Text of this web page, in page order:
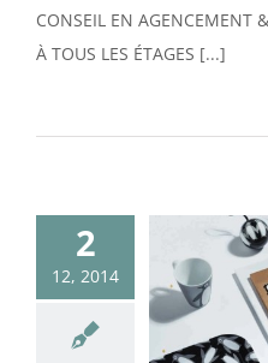
CONSEIL EN AGENCEMENT
À TOUS LES ÉTAGES [...]
2
12, 2014
en noir &
chez